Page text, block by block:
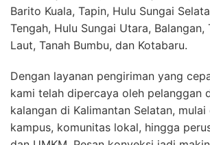
Barito Kuala, Tapin, Hulu Sungai
Tengah, Hulu Sungai Utara, Balangan,
Laut, Tanah Bumbu, dan Kotabaru.
Dengan layanan pengiriman yang
kami telah dipercaya oleh pelanggan
kalangan di Kalimantan Selatan, mulai
kampus, komunitas lokal, hingga